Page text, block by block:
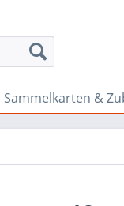
Sammelkarten &